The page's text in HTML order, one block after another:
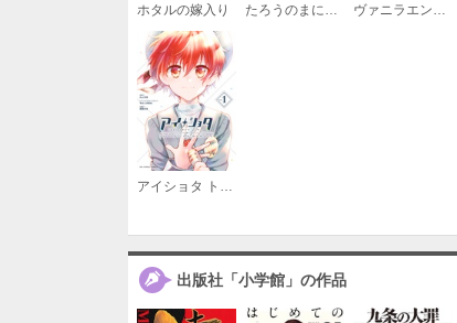
ホタルの嫁入り
出版社「小学館」の作品